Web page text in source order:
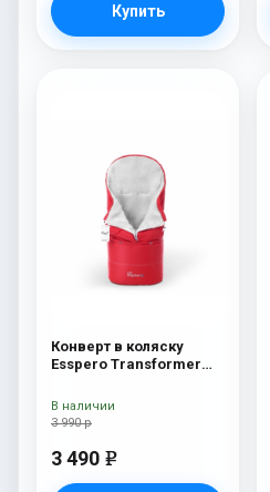
Купить
Конверт в коляску
Esspero Transformer
100% шерсть) Red
3 990 р
3 490 e
В наличии